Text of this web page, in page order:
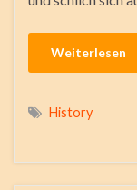
Weiterlesen
History